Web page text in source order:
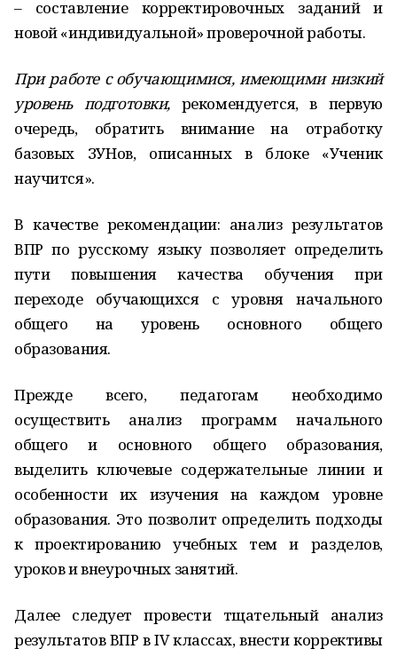
– составление корректировочных за­даний и
новой «индивидуальной» проверочной работы.
При работе с обучающимися, имеющими низкий
уровень подготовки, рекомендуется, в первую
очередь, обратить внимание на отработку
базовых ЗУНов, описанных в блоке «Ученик
научится».
В качестве рекомендации: анализ результатов
ВПР по русскому языку позволяет определить
пути повышения качества обучения при
переходе обучающихся с уровня начального
общего на уровень основного общего
образования.
Прежде всего, педагогам необходимо
осуществить анализ программ начального
общего и основного общего образования,
выделить ключевые содержательные линии и
особенности их изучения на каждом уровне
образования. Это позволит определить подходы
к проектированию учебных тем и разделов,
уроков и внеурочных занятий.
Далее следует провести тщательный анализ
результатов ВПР в IV классах, внести коррективы